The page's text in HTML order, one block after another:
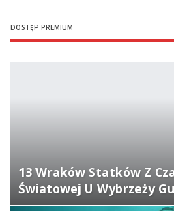
DOSTĘP PREMIUM
13 Wraków Statków Z
Światowej U Wybrzeży